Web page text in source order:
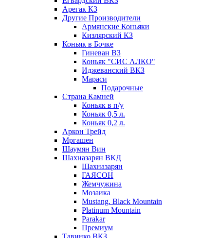
Арегак КЗ
Другие Производители
Армянские Коньяки
Кизлярский КЗ
Коньяк в Бочке
Гиневан ВЗ
Коньяк "СИС АЛКО"
Иджеванский ВКЗ
Мараси
Подарочные
Страна Камней
Коньяк в п/у
Коньяк 0,5 л.
Коньяк 0,2 л.
Аркон Трейд
Мргашен
Шаумян Вин
Шахназарян ВКД
Шахназарян
ГАЯСОН
Жемчужина
Мозаика
Mustang. Black Mountain
Platinum Mountain
Parakar
Премиум
Тавинко ВКЗ